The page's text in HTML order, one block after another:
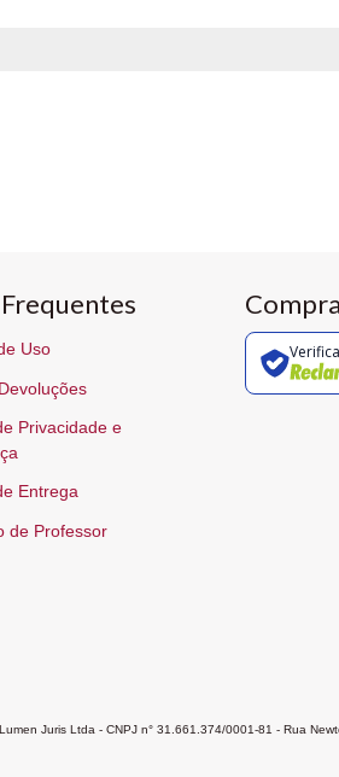
Uso
Privacidade e
Entrega
de Professor
Juris Ltda - CNPJ n° 31.661.374/0001-81 - Rua